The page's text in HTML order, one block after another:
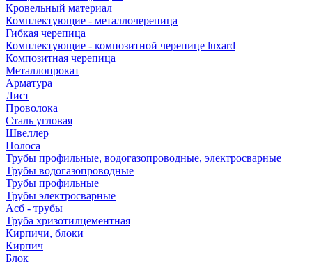
Кровельный материал
Комплектующие - металлочерепица
Гибкая черепица
Комплектующие - композитной черепице luxard
Композитная черепица
Металлопрокат
Арматура
Лист
Проволока
Сталь угловая
Швеллер
Полоса
Трубы профильные, водогазопроводные, электросварные
Трубы водогазопроводные
Трубы профильные
Трубы электросварные
Асб - трубы
Труба хризотилцементная
Кирпичи, блоки
Кирпич
Блок